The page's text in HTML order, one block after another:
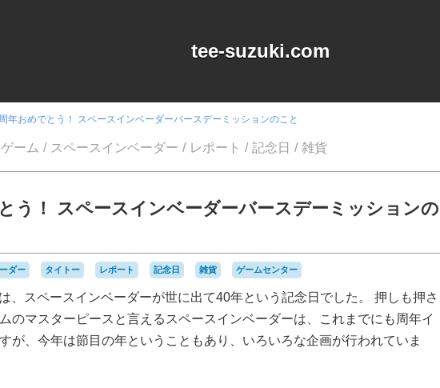
tee-suzuki.com
年おめでとう！ スペースインベーダーバースデーミッションのこと
ゲーム スペースインベーダー レポート 記念日 雑貨
う！ スペースインベーダーバースデーミッションの
ダー タイトー レポート 記念日 雑貨 ゲームセンター
、スペースインベーダーが世に出て40年という記念日でした。 押しも押さ
のマスターピースと言えるスペースインベーダーは、これまでにも周年イ
が、今年は節目の年ということもあり、いろいろな企画が行われていま